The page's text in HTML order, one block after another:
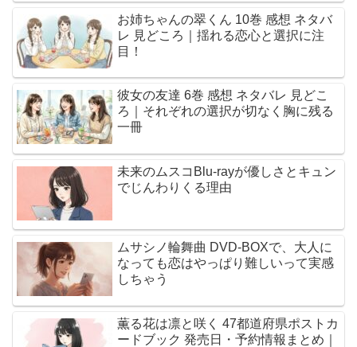
お姉ちゃんの翠くん 10巻 感想 ネタバ
レ 見どころ｜揺れる恋心と選択に注
目！
彼女の友達 6巻 感想 ネタバレ 見どこ
ろ｜それぞれの選択が切なく胸に残る
一冊
未来のムスコBlu-rayが優しさとキュン
でじんわりくる理由
ムサシノ輪舞曲 DVD-BOXで、大人に
なっても恋はやっぱり難しいって実感
しちゃう
薫る花は凛と咲く 47都道府県ポストカ
ードブック 発売日・予約情報まとめ｜